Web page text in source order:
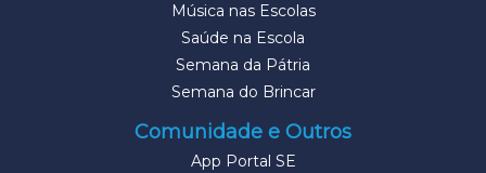
Música nas Escolas
Saúde na Escola
Semana da Pátria
Semana do Brincar
Comunidade e Outros
App Portal SE